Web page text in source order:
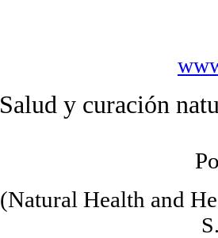
Salud y curación
(Natural Health and